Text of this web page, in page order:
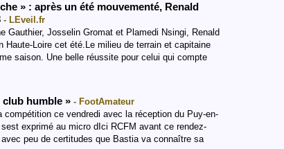
» : après un été mouvementé, Renald
- LEveil.fr
Gauthier, Josselin Gromat et Plamedi Nsingi, Renald
Haute-Loire cet été.Le milieu de terrain et capitaine
saison. Une belle réussite pour celui qui compte
club humble » - FootAmateur
ce vendredi avec la réception du Puy-en-
exprimé au micro dIci RCFM avant ce rendez-
peu de certitudes que Bastia va connaître sa